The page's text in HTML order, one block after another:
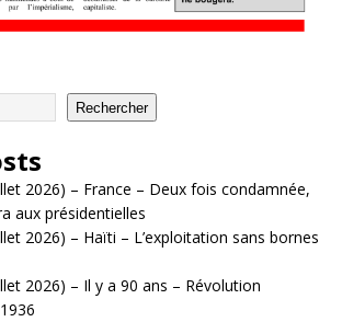
Rechercher
2026) – France – Deux fois condamnée,
aux présidentielles
2026) – Haïti – L’exploitation sans bornes
2026) – Il y a 90 ans – Révolution